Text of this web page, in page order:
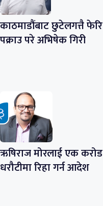
काठमाडौंबाट छुटेलगत्तै फेरि
पक्राउ परे अभिषेक गिरी
ऋषिराज मोरलाई एक करोड
धरौटीमा रिहा गर्न आदेश